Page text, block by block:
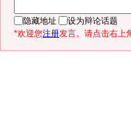
隐藏地址
设为辩论话题
*欢迎您注册发言。请点击右上